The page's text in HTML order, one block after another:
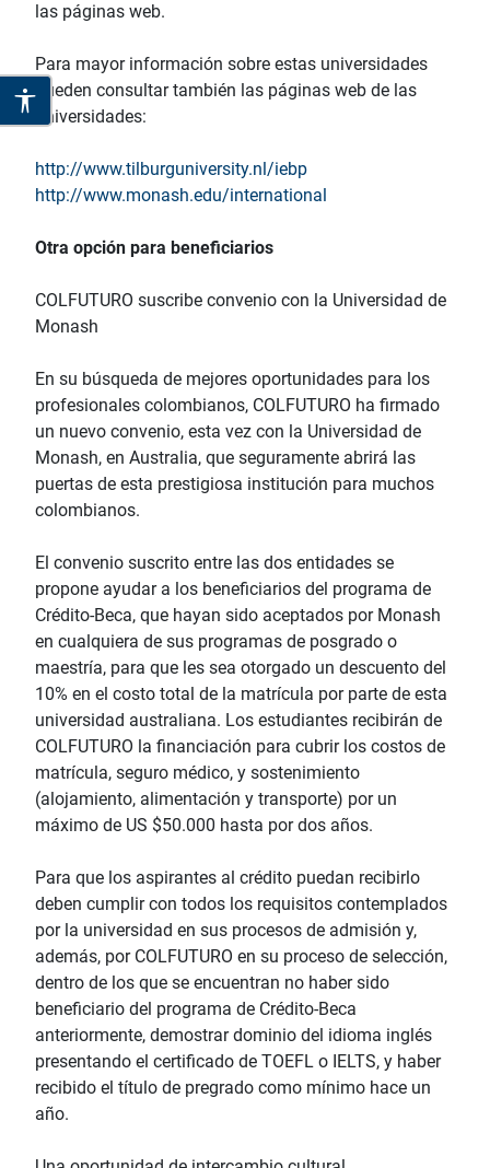
las páginas web.
Para mayor información sobre estas universidades
pueden consultar también las páginas web de las
universidades:
http://www.tilburguniversity.nl/iebp
http://www.monash.edu/international
Otra opción para beneficiarios
COLFUTURO suscribe convenio con la Universidad de
Monash
En su búsqueda de mejores oportunidades para los
profesionales colombianos, COLFUTURO ha firmado
un nuevo convenio, esta vez con la Universidad de
Monash, en Australia, que seguramente abrirá las
puertas de esta prestigiosa institución para muchos
colombianos.
El convenio suscrito entre las dos entidades se
propone ayudar a los beneficiarios del programa de
Crédito-Beca, que hayan sido aceptados por Monash
en cualquiera de sus programas de posgrado o
maestría, para que les sea otorgado un descuento del
10% en el costo total de la matrícula por parte de esta
universidad australiana. Los estudiantes recibirán de
COLFUTURO la financiación para cubrir los costos de
matrícula, seguro médico, y sostenimiento
(alojamiento, alimentación y transporte) por un
máximo de US $50.000 hasta por dos años.
Para que los aspirantes al crédito puedan recibirlo
deben cumplir con todos los requisitos contemplados
por la universidad en sus procesos de admisión y,
además, por COLFUTURO en su proceso de selección,
dentro de los que se encuentran no haber sido
beneficiario del programa de Crédito-Beca
anteriormente, demostrar dominio del idioma inglés
presentando el certificado de TOEFL o IELTS, y haber
recibido el título de pregrado como mínimo hace un
año.